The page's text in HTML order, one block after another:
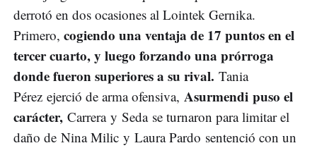
derrotó en dos ocasiones al Lointek Gernika.
Primero, cogiendo una ventaja de 17 puntos en el
tercer cuarto, y luego forzando una prórroga
donde fueron superiores a su rival. Tania
Pérez ejerció de arma ofensiva, Asurmendi puso el
carácter, Carrera y Seda se turnaron para limitar el
daño de Nina Milic y Laura Pardo sentenció con un